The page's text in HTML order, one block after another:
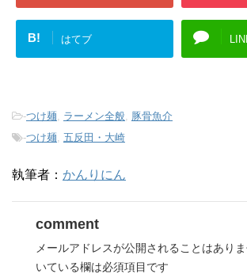
B! はてブ
-つけ麺, ラーメン全般, 豚骨魚介
-つけ麺, 五反田・大崎
執筆者： かんりにん
comment
メールアドレスが公開されることはありま
いている欄は必須項目です